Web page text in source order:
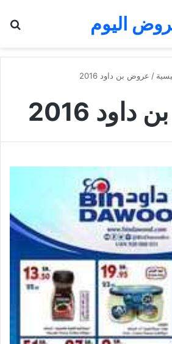
اليوم
/ عروض بن داود 2016
2016